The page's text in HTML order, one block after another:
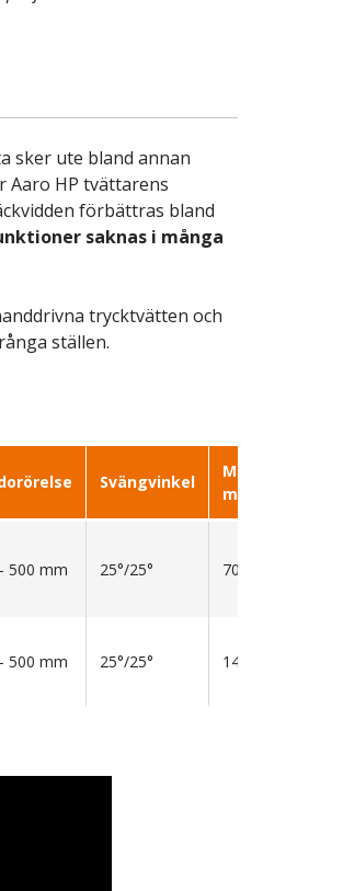
sker ute bland annan
Aaro HP tvättarens
förbättras bland
saknas i många
trycktvätten och
ställen.
Svängvinkel
Maxkrav för
500 mm 25°/25° 70 l/min
500 mm 25°/25° 140 l/min